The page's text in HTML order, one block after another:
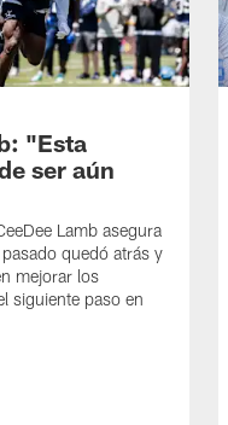
"Esta
ser aún
Lamb asegura
quedó atrás y
mejorar los
siguiente paso en